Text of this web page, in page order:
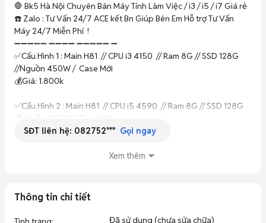
🛑 Bk5 Hà Nội Chuyên Bán Máy Tính Làm Việc / i3 / i5 / i7 Giá rẻ
☎️ Zalo : Tư Vấn 24/7 ACE kết Bn Giúp Bên Em Hỗ trợ Tư Vấn
Máy 24/7 Miễn Phí  !
➖➖➖➖➖ ➖➖➖➖ ➖➖➖➖➖ ➖
✅Cấu Hình 1 : Main H81  // CPU i3 4150  // Ram 8G // SSD 128G
//Nguồn 450W /  Case Mới
💰Giá: 1.800k
✅Cấu Hình 2 : Main H81  // CPU i5 4590  // Ram 8G // SSD 128G
//Nguồn 450W /  Case Mới
💰Giá: 2.500k
✅Cấu Hình 3: Main H110  // CPU i5 6500  // Ram 8G // SSD 256G
✅Cấu Hình 4 : Main H310  // CPU i5 9400f  // Ram 8G // SSD
256G // VGA Seri 7  //Nguồn 450W /  Case Mới
SĐT liên hệ: 082752*** Gọi ngay
Xem thêm
Thông tin chi tiết
Đã sử dụng (chưa sửa chữa)